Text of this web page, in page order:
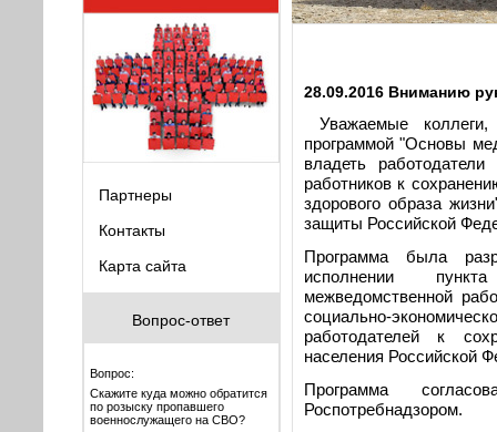
Партнеры
Контакты
Карта сайта
Вопрос-ответ
Вопрос:
Скажите куда можно обратится
по розыску пропавшего
военнослужащего на СВО?
28.09.2016 Вниманию
Уважаемые
программой "Основы
владеть
работников к
здорового образа
защиты Российской
Программа была
исполнении
межведомственной
социально-
работодателей к
населения Российской
Программа
Роспотребнадзором.